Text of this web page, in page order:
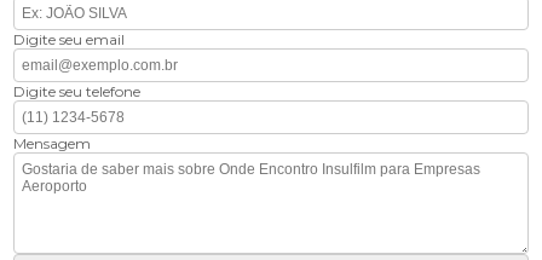
Digite seu email
Digite seu telefone
Mensagem